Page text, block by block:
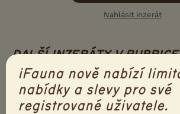
Nahlásit inzerát
DALŠÍ INZERÁTY V
PRODÁM
Nádherná vymazlená koťátka
iFauna nově nabízí
nabídky a slevy pro své
registrované uživatele.